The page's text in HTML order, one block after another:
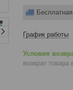
График работы
возврат товара